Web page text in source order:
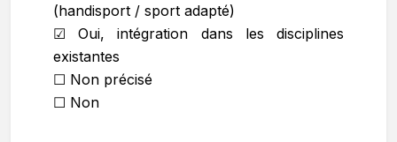
(handisport / sport adapté)
☑ Oui, intégration dans les disciplines
existantes
☐ Non précisé
☐ Non